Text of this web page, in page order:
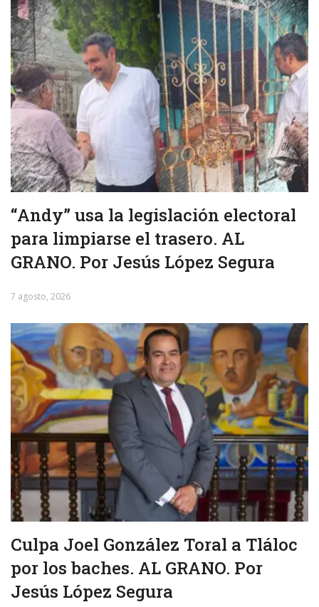
“Andy” usa la legislación electoral
para limpiarse el trasero. AL
GRANO. Por Jesús López Segura
7 agosto, 2026
Culpa Joel González Toral a Tláloc
por los baches. AL GRANO. Por
Jesús López Segura